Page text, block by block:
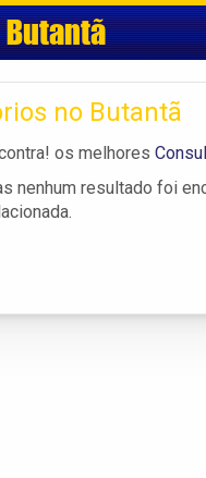
Butantã
no Butantã
os melhores
nenhum resultado foi